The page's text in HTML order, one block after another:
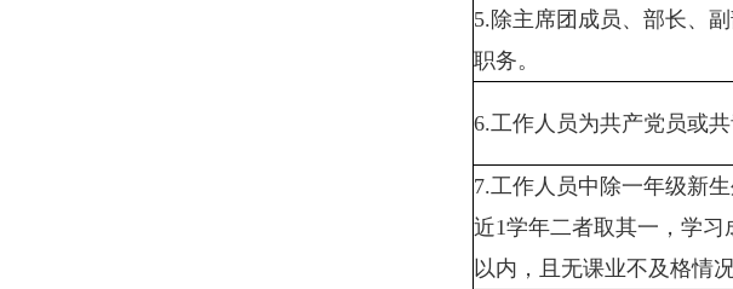
5.除主席团成员、部长、
职务。
6.工作人员为共产党员或共
7.工作人员中除一年级新
近1学年二者取其一，学
以内，且无课业不及格情况